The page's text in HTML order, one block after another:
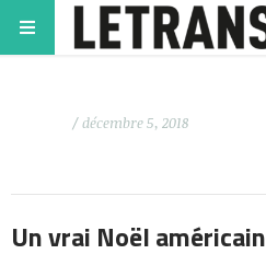
/ décembre 5, 2018
Un vrai Noël américain